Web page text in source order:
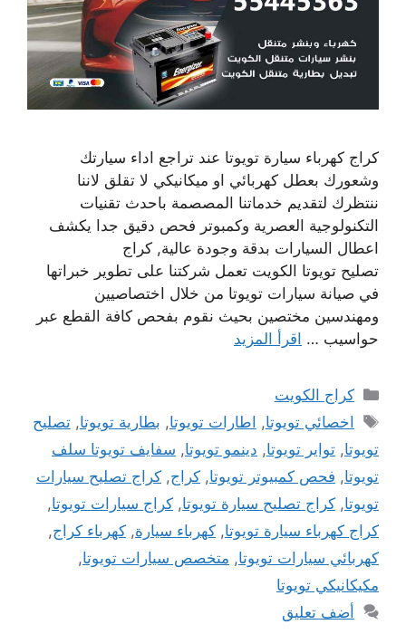
كراج كهرباء سيارة تويوتا عند تراجع اداء سيارتك
وشعورك بعطل كهربائي او ميكانيكي لا تقلق لاننا
ننتظرك لتقديم خدماتنا المصصمة باحدث تقنيات
التكنولوجية العصرية وكمبوتر فحص دقيق جدا يكشف
اعطال السيارات بدقة وجودة عالية, كراج
تصليح تويوتا الكويت تعمل شركتنا على تطوير خبراتها
في صيانة سيارات تويوتا من خلال اختصاصيين
ومهندسين مختصين بحيث نقوم بفحص كافة القطع عبر
حواسيب … اقرأ المزيد
التصنيفات
كراج الكويت
الوسوم
اخصائي تويوتا, اطارات تويوتا, بطارية تويوتا,تصليح
تويوتا, تواير تويوتا, دينمو تويوتا, سفايف تويوتا سلف
تويوتا, فحص كمبيوتر تويوتا, كراج, كراج تصليح سيارات
تويوتا, كراج تصليح سيارة تويوتا, كراج سيارات تويوتا,
كراج كهرباء سيارة تويوتا, كهرباء سيارة, كهرباء كراج,
كهربائي سيارات تويوتا, متخصص سيارات تويوتا,
مكيكانيكي تويوتا
أضف تعليق